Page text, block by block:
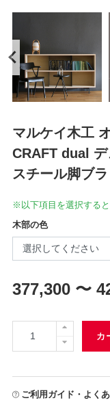
マルケイ木工
CRAFT dual
スチール脚ブ
※以下項目を選択する
木部の色
377,300 〜
カ
ご利用ガイド・よく